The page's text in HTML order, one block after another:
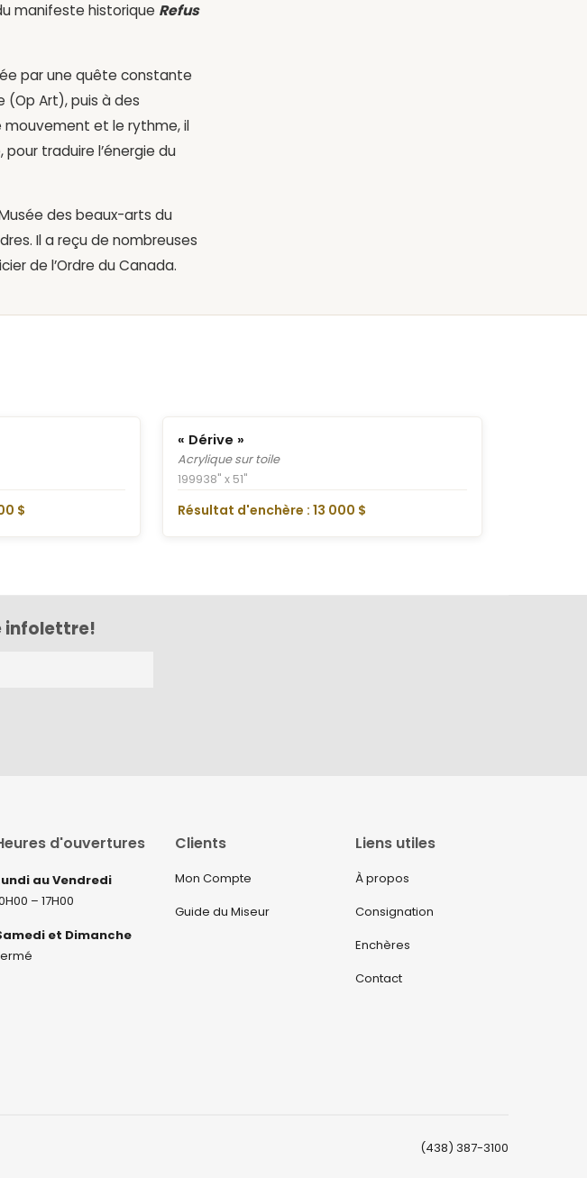
manifeste historique Refus
par une quête constante
(Op Art), puis à des
et le rythme, il
traduire l’énergie du
des beaux-arts du
Il a reçu de nombreuses
de l’Ordre du Canada.
$
« Dérive »
Acrylique sur toile
199938" x 51"
Résultat d'enchère : 13 000 $
infolettre!
d'ouvertures
au Vendredi
– 17H00
et Dimanche
Clients
Mon Compte
Guide du Miseur
Liens utiles
À propos
Consignation
Enchères
Contact
(438) 387-3100